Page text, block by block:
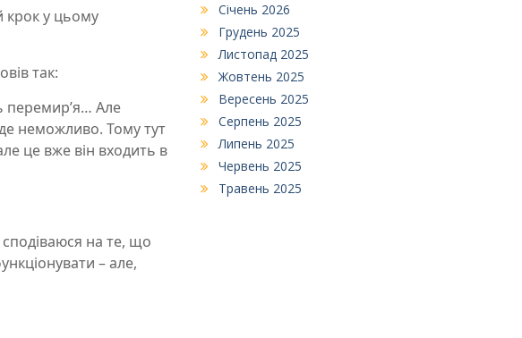
крок у цьому
так:
перемир’я… Але
неможливо. Тому тут
це вже він входить в
на те, що
– але,
Січень 2026
Грудень 2025
Листопад 2025
Жовтень 2025
Вересень 2025
Серпень 2025
Липень 2025
Червень 2025
Травень 2025